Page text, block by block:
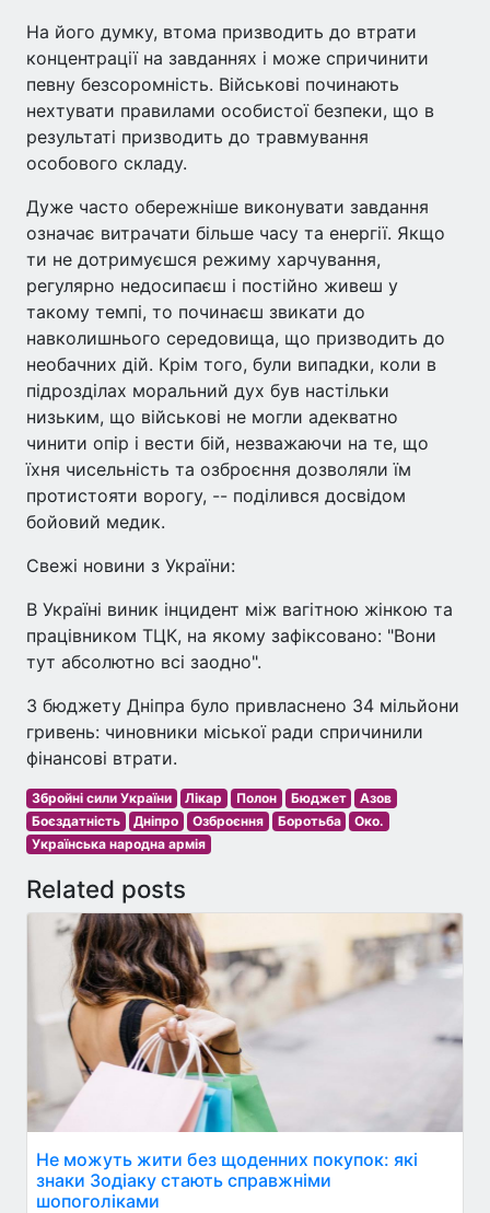
На його думку, втома призводить до втрати
концентрації на завданнях і може спричинити
певну безсоромність. Військові починають
нехтувати правилами особистої безпеки, що в
результаті призводить до травмування
особового складу.
Дуже часто обережніше виконувати завдання
означає витрачати більше часу та енергії. Якщо
ти не дотримуєшся режиму харчування,
регулярно недосипаєш і постійно живеш у
такому темпі, то починаєш звикати до
навколишнього середовища, що призводить до
необачних дій. Крім того, були випадки, коли в
підрозділах моральний дух був настільки
низьким, що військові не могли адекватно
чинити опір і вести бій, незважаючи на те, що
їхня чисельність та озброєння дозволяли їм
протистояти ворогу, -- поділився досвідом
бойовий медик.
Свежі новини з України:
В Україні виник інцидент між вагітною жінкою та
працівником ТЦК, на якому зафіксовано: "Вони
тут абсолютно всі заодно".
З бюджету Дніпра було привласнено 34 мільйони
гривень: чиновники міської ради спричинили
фінансові втрати.
Збройні сили України Лікар Полон Бюджет
Азов
Боєздатність
Дніпро Озброєння Боротьба
Око.
Українська народна армія
Related posts
Не можуть жити без щоденних покупок: які
знаки Зодіаку стають справжніми
шопоголіками